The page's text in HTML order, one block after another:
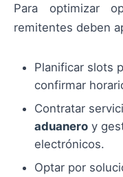
Para optimizar
remitentes deben
Planificar slots
confirmar
Contratar
aduanero y
electrónicos.
Optar por